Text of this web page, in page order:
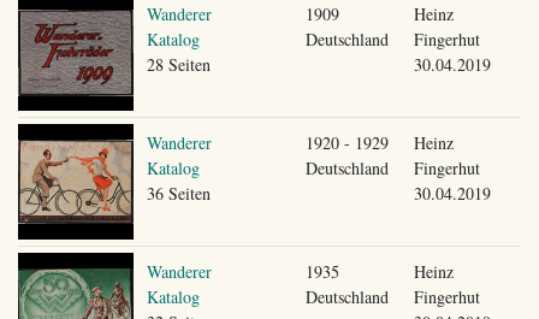
Wanderer
Katalog
28 Seiten
1909
Deutschland
Heinz
Fingerhut
30.04.2019
Wanderer
Katalog
36 Seiten
1920 - 1929
Deutschland
Heinz
Fingerhut
30.04.2019
Wanderer
Katalog
1935
Deutschland
Heinz
Fingerhut